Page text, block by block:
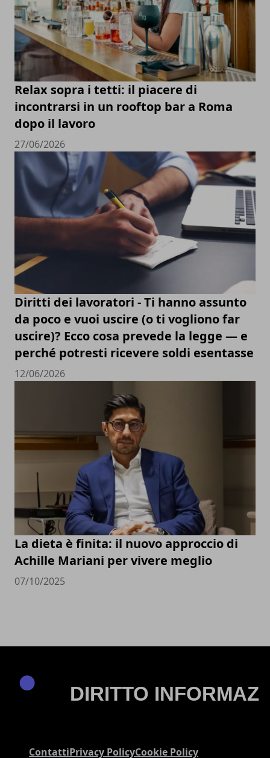
Relax sopra i tetti: il piacere di
incontrarsi in un rooftop bar a Roma
dopo il lavoro
27/06/2026
Diritti dei lavoratori - Ti hanno assunto
da poco e vuoi uscire (o ti vogliono far
uscire)? Ecco cosa prevede la legge — e
perché potresti ricevere soldi esentasse
12/06/2026
La dieta è finita: il nuovo approccio di
Achille Mariani per vivere meglio
07/10/2025
ContattiPrivacy PolicyCookie Policy